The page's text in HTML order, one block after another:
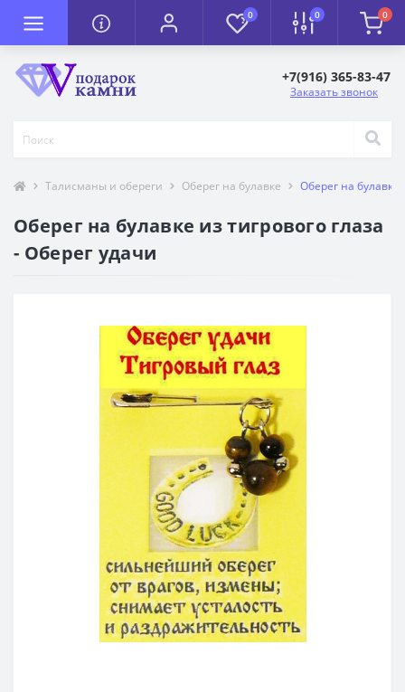
0 0 0
+7(916) 365-83-47
Заказать звонок
Талисманы и обереги Оберег на булавке Оберег на булавке
Оберег на булавке из тигрового глаза
- Оберег удачи